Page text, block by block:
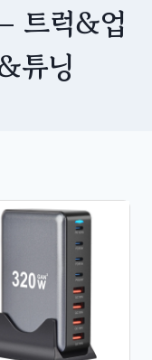
트럭&업
튜닝